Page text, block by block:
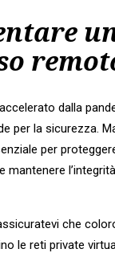
dalla
per la sicurezza.
per
mantenere
che
le reti private